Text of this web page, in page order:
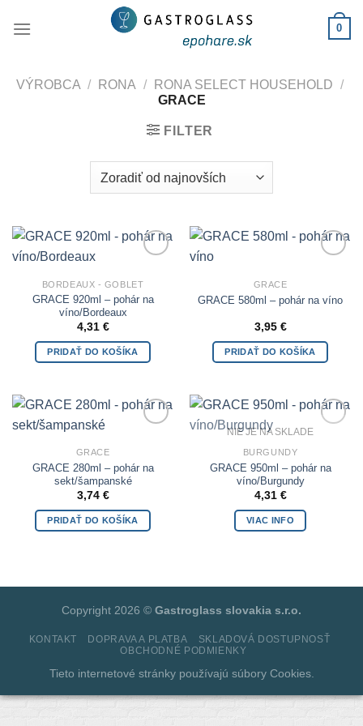
0
VÝROBCA / RONA / RONA SELECT HOUSEHOLD /
GRACE
FILTER
BORDEAUX - GOBLET
GRACE 920ml – pohár na
víno/Bordeaux
4,31 €
PRIDAŤ DO KOŠÍKA
GRACE
GRACE 580ml – pohár na víno
3,95 €
PRIDAŤ DO KOŠÍKA
GRACE
GRACE 280ml – pohár na
sekt/šampanské
3,74 €
PRIDAŤ DO KOŠÍKA
Add to
NIE JE NA SKLADE
BURGUNDY
GRACE 950ml – pohár na
víno/Burgundy
4,31 €
VIAC INFO
Copyright 2026 © Gastroglass slovakia s.r.o.
KONTAKT DOPRAVA A PLATBA
SKLADOVÁ DOSTUPNOSŤ
OBCHODNÉ PODMIENKY
Tieto internetové stránky používajú súbory Cookies.